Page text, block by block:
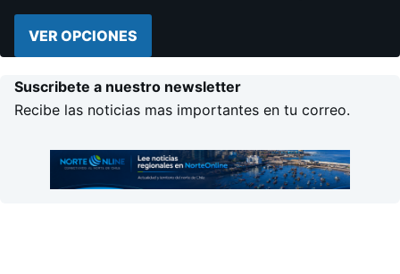
VER OPCIONES
Suscribete a nuestro newsletter
Recibe las noticias mas importantes en tu correo.